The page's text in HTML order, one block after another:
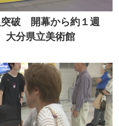
突破 開幕から約１週
分県立美術館